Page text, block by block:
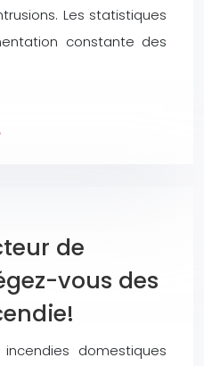
Les statistiques
constante des
de
vous des
domestiques